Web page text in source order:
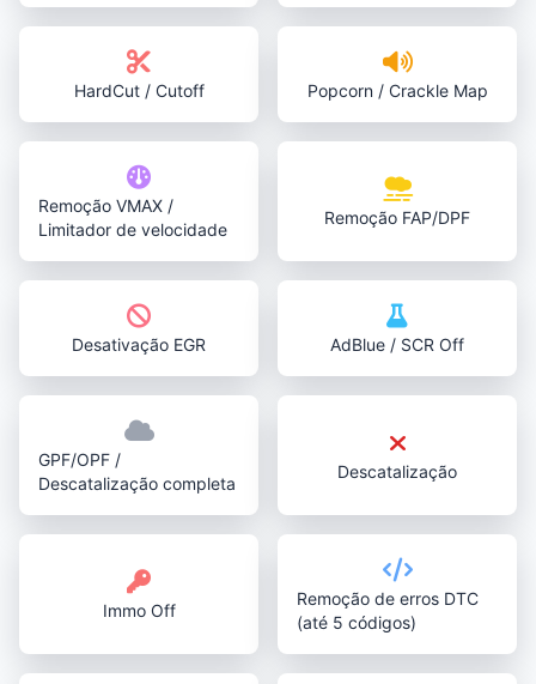
HardCut / Cutoff Popcorn / Crackle Map
Remoção VMAX /
Limitador de velocidade
Remoção FAP/DPF
Desativação EGR AdBlue / SCR Off
GPF/OPF /
Descatalização completa
Descatalização
Immo Off
Remoção de erros DTC
(até 5 códigos)